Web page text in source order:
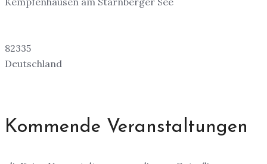
82335
Deutschland
Kommende Veranstaltungen